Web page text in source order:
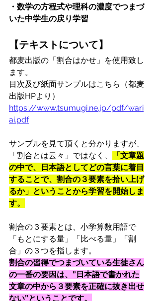
・数学の方程式や理科の濃度でつまづ
いた中学生の戻り学習
【テキストについて】
都麦出版の「割合はかせ」を使用致し
ます。
目次及び紙面サンプルはこちら（都麦
出版HPより）
https://www.tsumugi.ne.jp/pdf/wari
ai.pdf
サンプルを見て頂くと分かりますが、
「割合とは云々」ではなく、
「文章題
の中で、日本語としてどの言葉に着目
することで、割合の３要素を拾い上げ
るか」ということから学習を開始しま
す。
割合の３要素とは、小学算数用語で
「もとにする量」「比べる量」「割
合」の３つを指します。
割合の習得でつまづいている生徒さん
の一番の要因は、”日本語で書かれた
文章の中から３要素を正確に抜き出せ
ない”ということです。